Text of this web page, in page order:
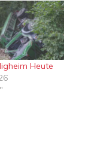
Heute